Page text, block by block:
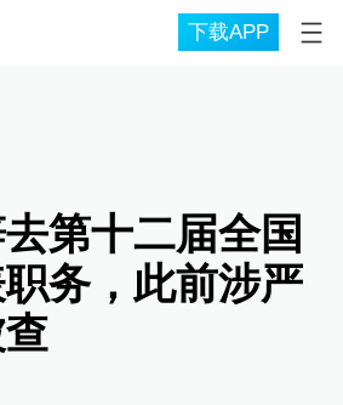
下载APP
第十二届全国
务，此前涉严